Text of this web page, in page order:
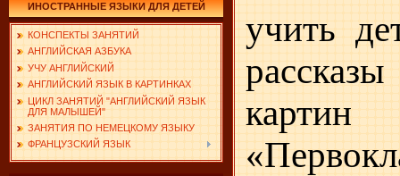
ИНОСТРАННЫЕ ЯЗЫКИ ДЛЯ ДЕТЕЙ
КОНСПЕКТЫ ЗАНЯТИЙ
АНГЛИЙСКАЯ АЗБУКА
УЧУ АНГЛИЙСКИЙ
АНГЛИЙСКИЙ ЯЗЫК В КАРТИНКАХ
ЦИКЛ ЗАНЯТИЙ "АНГЛИЙСКИЙ ЯЗЫК
ДЛЯ МАЛЫШЕЙ"
ЗАНЯТИЯ ПО НЕМЕЦКОМУ ЯЗЫКУ
ФРАНЦУЗСКИЙ ЯЗЫК
учить
картин